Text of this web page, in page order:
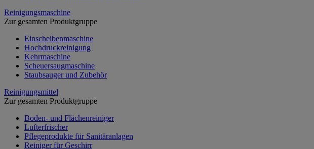
Reinigungsmaschine
Zur gesamten Produktgruppe
Einscheibenmaschine
Hochdruckreinigung
Kehrmaschine
Scheuersaugmaschine
Staubsauger und Zubehör
Reinigungsmittel
Zur gesamten Produktgruppe
Boden- und Flächenreiniger
Lufterfrischer
Pflegeprodukte für Sanitäranlagen
Reiniger für Geschirr